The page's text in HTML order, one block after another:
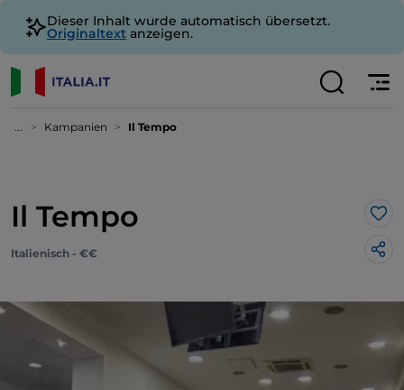
Dieser Inhalt wurde automatisch übersetzt.
Originaltext anzeigen.
... Kampanien Il Tempo
Il Tempo
Italienisch - €€